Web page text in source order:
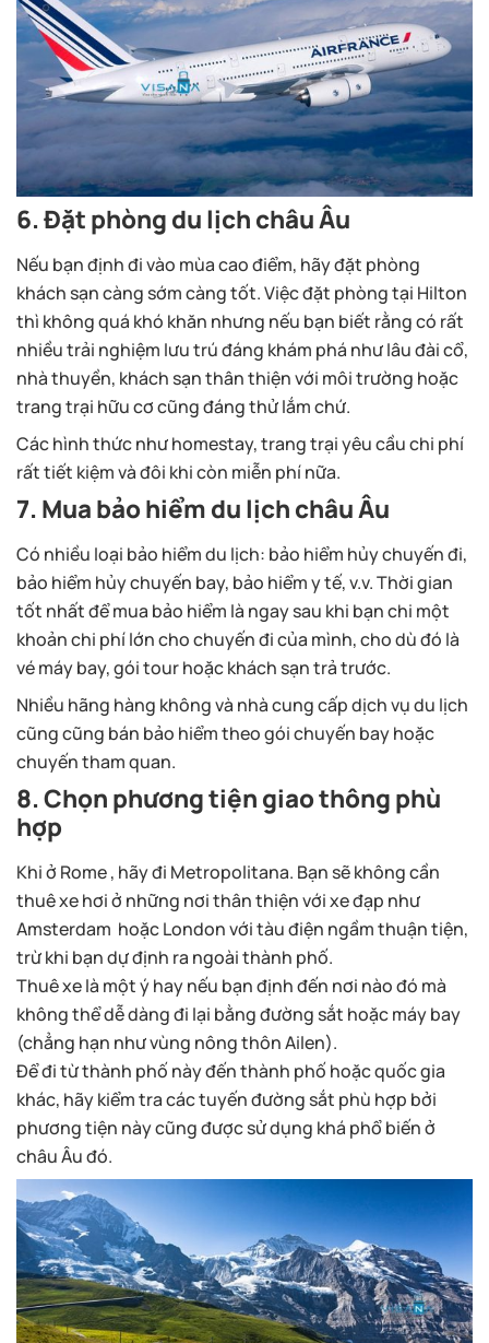
6. Đặt phòng du lịch châu Âu
Nếu bạn định đi vào mùa cao điểm, hãy đặt phòng
khách sạn càng sớm càng tốt. Việc đặt phòng tại Hilton
thì không quá khó khăn nhưng nếu bạn biết rằng có rất
nhiều trải nghiệm lưu trú đáng khám phá như lâu đài cổ,
nhà thuyền, khách sạn thân thiện với môi trường hoặc
trang trại hữu cơ cũng đáng thử lắm chứ.
Các hình thức như homestay, trang trại yêu cầu chi phí
rất tiết kiệm và đôi khi còn miễn phí nữa.
7. Mua bảo hiểm du lịch châu Âu
Có nhiều loại bảo hiểm du lịch: bảo hiểm hủy chuyến đi,
bảo hiểm hủy chuyến bay, bảo hiểm y tế, v.v. Thời gian
tốt nhất để mua bảo hiểm là ngay sau khi bạn chi một
khoản chi phí lớn cho chuyến đi của mình, cho dù đó là
vé máy bay, gói tour hoặc khách sạn trả trước.
Nhiều hãng hàng không và nhà cung cấp dịch vụ du lịch
cũng cũng bán bảo hiểm theo gói chuyến bay hoặc
chuyến tham quan.
8. Chọn phương tiện giao thông phù
hợp
Khi ở Rome , hãy đi Metropolitana. Bạn sẽ không cần
thuê xe hơi ở những nơi thân thiện với xe đạp như
Amsterdam hoặc London với tàu điện ngầm thuận tiện,
trừ khi bạn dự định ra ngoài thành phố.
Thuê xe là một ý hay nếu bạn định đến nơi nào đó mà
không thể dễ dàng đi lại bằng đường sắt hoặc máy bay
(chẳng hạn như vùng nông thôn Ailen).
Để đi từ thành phố này đến thành phố hoặc quốc gia
khác, hãy kiểm tra các tuyến đường sắt phù hợp bởi
phương tiện này cũng được sử dụng khá phổ biến ở
châu Âu đó.